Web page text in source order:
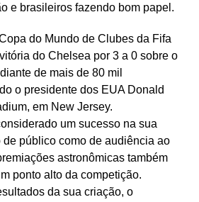
e brasileiros fazendo bom papel.
do Mundo de Clubes da Fifa
do Chelsea por 3 a 0 sobre o
de mais de 80 mil
o presidente dos EUA Donald
em New Jersey.
um sucesso na sua
de público como de audiência ao
astronômicas também
ponto alto da competição.
da sua criação, o